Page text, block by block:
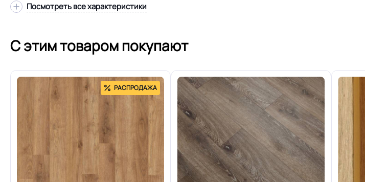
Класс
Устойчивость к химии
Защитный слой 0.35 мм (400) мкм
Доп. защита рабочего слоя PUR
Вес 1 м.кв. 2.4 кг
Длина рулон. 25 м
Посмотреть все характеристики
С этим товаром покупают
РАСПРОДАЖА